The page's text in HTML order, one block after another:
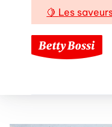
🍋 Les